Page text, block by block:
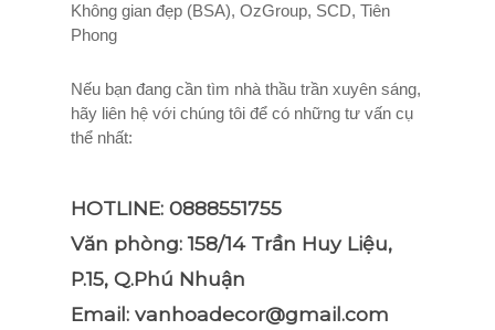
Không gian đẹp (BSA), OzGroup, SCD, Tiên
Phong
Nếu bạn đang cần tìm nhà thầu trần xuyên sáng,
hãy liên hệ với chúng tôi để có những tư vấn cụ
thể nhất:
HOTLINE: 0888551755
Văn phòng: 158/14 Trần Huy Liệu,
P.15, Q.Phú Nhuận
Email: vanhoadecor@gmail.com